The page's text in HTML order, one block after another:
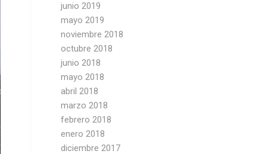
junio 2019
mayo 2019
noviembre 2018
octubre 2018
junio 2018
mayo 2018
abril 2018
marzo 2018
febrero 2018
enero 2018
diciembre 2017